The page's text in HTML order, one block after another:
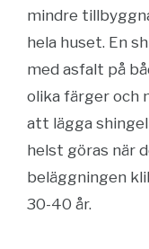
mindre
hela huset. En
med asfalt på
olika färger och
att lägga
helst göras när
beläggningen
30-40 år.